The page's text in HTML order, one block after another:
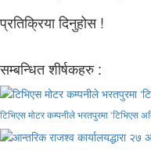
प्रतिक्रिया दिनुहोस !
सम्बन्धित शीर्षकहरु :
टिभिएस मोटर कम्पनीले भरतपुरमा ‘टिभिएस